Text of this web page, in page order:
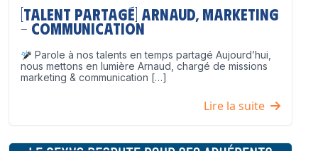
[Talent partagé] Arnaud, Marketing
– Communication
Parole à nos talents en temps partagé Aujourd’hui,
nous mettons en lumière Arnaud, chargé de missions
marketing & communication […]
Lire la suite